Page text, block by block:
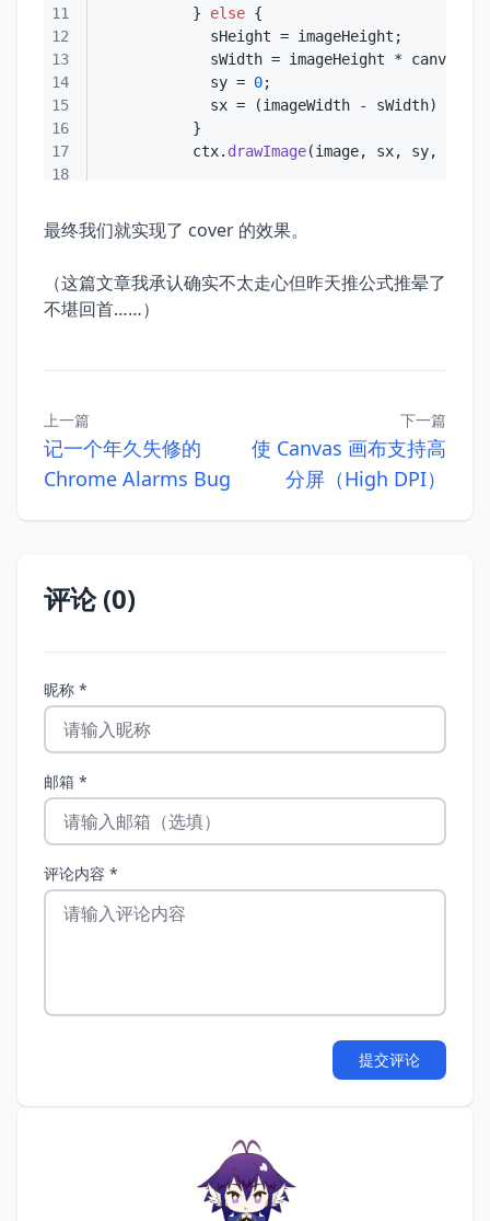
11
          }
else
12
13
14
            sy =
0
15
            sx = (imageWidth - sWidth) /
16
17
          ctx.
drawImage(image, sx, sy,
18
最终我们就实现了 cover 的效果。
（这篇文章我承认确实不太走心但昨天推公式推晕了
不堪回首……）
上一篇
记一个年久失修的
Chrome Alarms Bug
下一篇
使 Canvas 画布支持高
分屏（High DPI）
评论 (0)
昵称 *
邮箱 *
评论内容 *
提交评论